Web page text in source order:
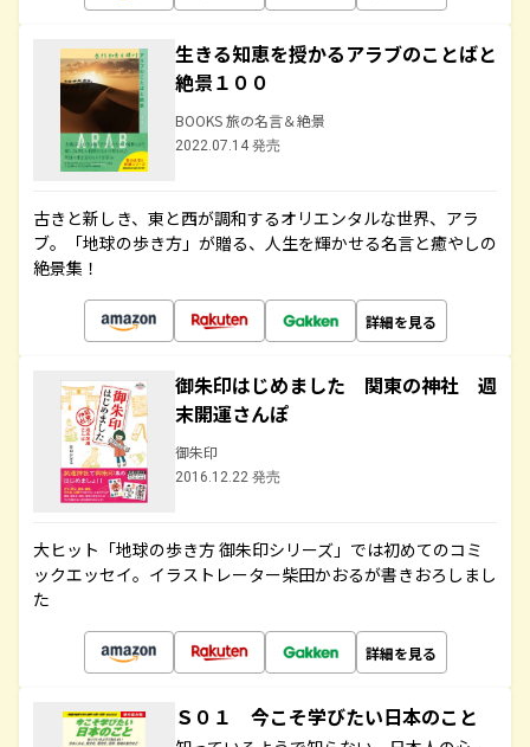
生きる知恵を授かるアラブのことばと
絶景１００
BOOKS 旅の名言＆絶景
2022.07.14 発売
古きと新しき、東と西が調和するオリエンタルな世界、アラ
ブ。「地球の歩き方」が贈る、人生を輝かせる名言と癒やしの
絶景集！
詳細を見る
御朱印はじめました 関東の神社 週
末開運さんぽ
御朱印
2016.12.22 発売
大ヒット「地球の歩き方 御朱印シリーズ」では初めてのコミ
ックエッセイ。イラストレーター柴田かおるが書きおろしまし
た
詳細を見る
Ｓ０１ 今こそ学びたい日本のこと